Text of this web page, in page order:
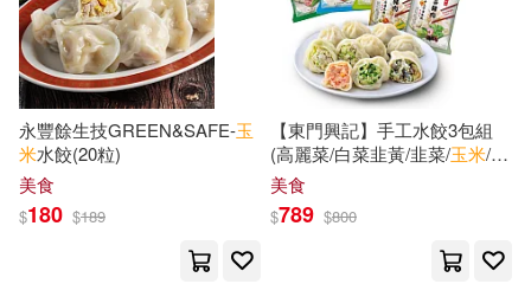
（荷）迪克·布魯納(15)
Yusuke(14)
團子來襲(14) 姒錦(14)
南京大學出版社(56)
北京工藝美術出版社(53)
中國書店(52)
接力出版社(52)
永豐餘生技GREEN&SAFE-玉
米水餃(20粒)
美食
$180 $189
【東門興記】手工水餃3包組
(高麗菜/白菜韭黃/韭菜/玉米/香
菜) 高麗菜*1+白菜*1+韭菜*1
美食
$789 $800